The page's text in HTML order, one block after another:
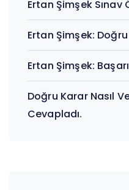
Ertan Şimşek Sınav
Ertan Şimşek:
Ertan Şimşek:
Doğru Karar Nasıl
Cevapladı.